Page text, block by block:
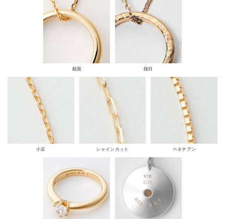
鏡面 槌目
小豆 シャインカット ベネチアン